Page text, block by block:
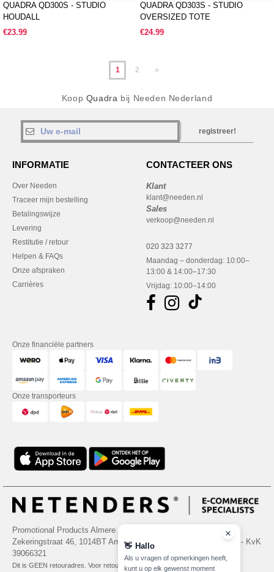
QUADRA QD300S - STUDIO
HOUDALL
€23.99
QUADRA QD303S - STUDIO
OVERSIZED TOTE
€24.99
1 2 »
Koop Quadra bij Needen Nederland
registreer!
INFORMATIE
Over Needen
Traceer mijn bestelling
Betalingswijze
Levering
Restitutie / retour
Helpen & FAQs
Onze afspraken
Carrières
CONTACTEER ONS
Klant
klant@needen.nl
Sales
verkoop@needen.nl
020 323 3277
Maandag – donderdag: 10:00–
13:00 & 14:00–17:30
Vrijdag: 10:00–14:00
Onze financiële partners
Onze transporteurs
Promotional Products Almere (P.P.A.) B.V.
Zekeringstraat 46, 1014BT Amsterdam - VAT NL 005596191B03 - KvK
39066321
Dit is GEEN retouradres. Voor retourzending, zie hier
👋 Hallo
Als u vragen of opmerkingen heeft,
kunt u op elk gewenst moment